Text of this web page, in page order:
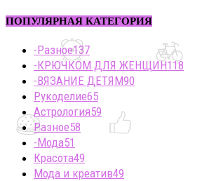
ПОПУЛЯРНАЯ КАТЕГОРИЯ
-Разное137
-КРЮЧКОМ ДЛЯ ЖЕНЩИН118
-ВЯЗАНИЕ ДЕТЯМ90
Рукоделие65
Астрология59
Разное58
-Мода51
Красота49
Мода и креатив49